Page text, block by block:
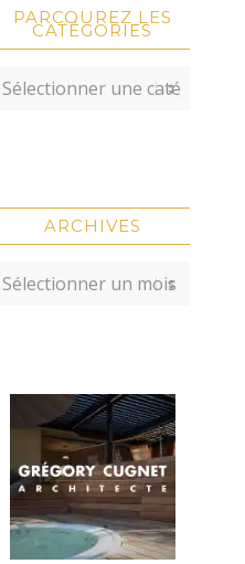
PARCOUREZ LES
CATÉGORIES
ARCHIVES